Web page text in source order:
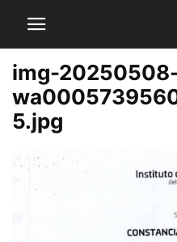
img-
5.jpg